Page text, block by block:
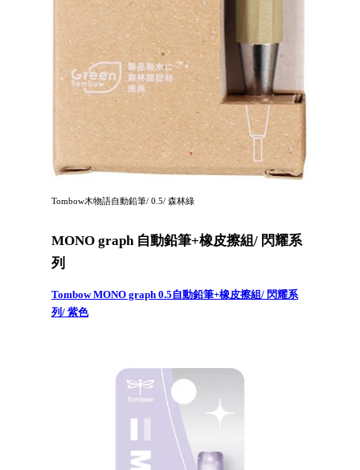
Tombow木物語自動鉛筆/ 0.5/ 森林綠
MONO graph 自動鉛筆+橡皮擦組/ 閃耀系
列
Tombow MONO graph 0.5自動鉛筆+橡皮擦組/ 閃耀系
列/ 紫色